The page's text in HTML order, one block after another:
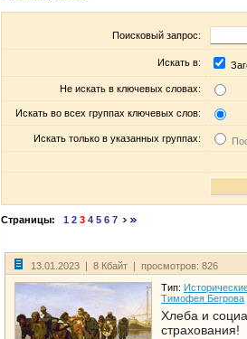
Поисковый запрос:
Искать в:
Не искать в ключевых словах:
Искать во всех группах ключевых слов:
Искать только в указанных группах:
Страницы: 1 2 3 4 5 6 7
13.01.2023 | 8 Кбайт | просмотров: 826
Тип:
Тимофея Бегрова
Хлеба и
страхования!